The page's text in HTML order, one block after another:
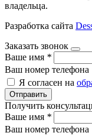
владельца.
Разработка сайта
Заказать звонок
Ваше имя *
Ваш номер телефона
Я согласен на
Отправить
Получить
Ваше имя *
Ваш номер телефона